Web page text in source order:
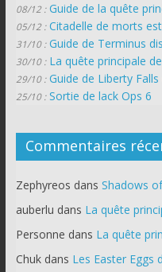
08/12 : Guide de la quête
05/12 : Citadelle de morts
31/10 : Guide de Terminus
30/10 : La quête principale
29/10 : Guide de Liberty
25/10 : Sortie de lack Ops 6
Commentaires
Zephyreos dans Shadows
auberlu dans La quête
Personne dans La quête
Chukdans Les Easter Eggs